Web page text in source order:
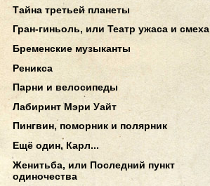
Тайна третьей планеты
Гран-гиньоль, или Театр ужаса и смеха
Бременские музыканты
Реникса
Парни и велосипеды
Лабиринт Мэри Уайт
Пингвин, поморник и полярник
Ещё один, Карл...
Женитьба, или Последний пункт
одиночества